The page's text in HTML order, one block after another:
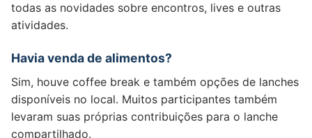
todas as novidades sobre encontros, lives e outras
atividades.
Havia venda de alimentos?
Sim, houve coffee break e também opções de lanches
disponíveis no local. Muitos participantes também
levaram suas próprias contribuições para o lanche
compartilhado.